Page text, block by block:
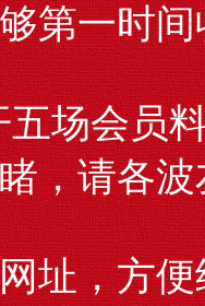
第一时
场会员
，请各波
址，方